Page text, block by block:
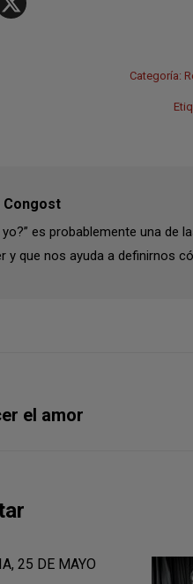
Categoría:
Congost
yo?” es probablemente una de
y que nos ayuda a definirnos
el amor
25 DE MAYO